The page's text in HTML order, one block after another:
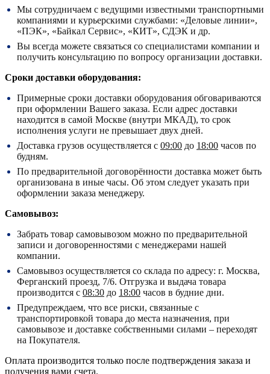
Мы сотрудничаем с ведущими известными транспортными
компаниями и курьерскими службами: «Деловые линии»,
«ПЭК», «Байкал Сервис», «КИТ», СДЭК и др.
Вы всегда можете связаться со специалистами компании и
получить консультацию по вопросу организации доставки.
Сроки доставки оборудования:
Примерные сроки доставки оборудования обговариваются
при оформлении Вашего заказа. Если адрес доставки
находится в самой Москве (внутри МКАД), то срок
исполнения услуги не превышает двух дней.
Доставка грузов осуществляется с 09:00 до 18:00 часов по
будням.
По предварительной договорённости доставка может быть
организована в иные часы. Об этом следует указать при
оформлении заказа менеджеру.
Самовывоз:
Забрать товар самовывозом можно по предварительной
записи и договоренностями с менеджерами нашей
компании.
Самовывоз осуществляется со склада по адресу: г. Москва,
Ферганский проезд, 7/6. Отгрузка и выдача товара
производится с 08:30 до 18:00 часов в будние дни.
Предупреждаем, что все риски, связанные с
транспортировкой товара до места назначения, при
самовывозе и доставке собственными силами – переходят
на Покупателя.
Оплата производится только после подтверждения заказа и
получения вами счета.